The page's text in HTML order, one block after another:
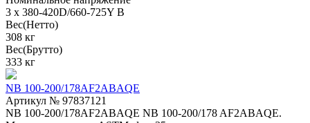
3 x 380-420D/660-725Y В
Вес(Нетто)
308 кг
Вес(Брутто)
333 кг
NB 100-200/178AF2ABAQE
Артикул № 97837121
NB 100-200/178AF2ABAQE NB 100-200/178 AF2ABAQE.